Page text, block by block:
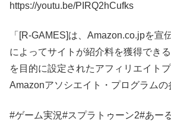
https://youtu.be/PIRQ2hCufks
「[R-GAMES]は、Amazon.co.jpを宣
によってサイトが紹介料を獲得でき
を目的に設定されたアフィリエイト
Amazonアソシエイト・プログラムの
#ゲーム実況#スプラトゥーン2#あー